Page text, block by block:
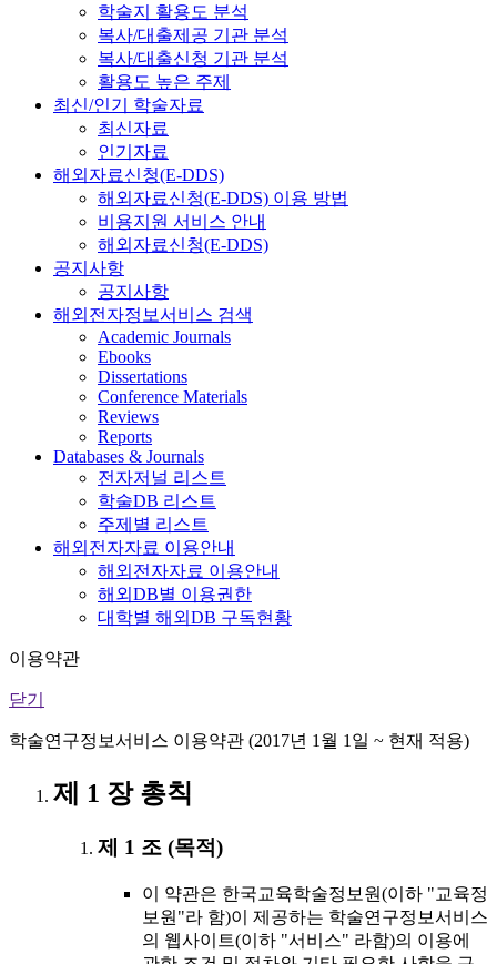
학술지 활용도 분석
복사/대출제공 기관 분석
복사/대출신청 기관 분석
활용도 높은 주제
최신/인기 학술자료
최신자료
인기자료
해외자료신청(E-DDS)
해외자료신청(E-DDS) 이용 방법
비용지원 서비스 안내
해외자료신청(E-DDS)
공지사항
공지사항
해외전자정보서비스 검색
Academic Journals
Ebooks
Dissertations
Conference Materials
Reviews
Reports
Databases & Journals
전자저널 리스트
학술DB 리스트
주제별 리스트
해외전자자료 이용안내
해외전자자료 이용안내
해외DB별 이용권한
대학별 해외DB 구독현황
이용약관
닫기
학술연구정보서비스 이용약관 (2017년 1월 1일 ~ 현재 적용)
제 1 장 총칙
제 1 조 (목적)
이 약관은 한국교육학술정보원(이하 "교육정
보원"라 함)이 제공하는 학술연구정보서비스
의 웹사이트(이하 "서비스" 라함)의 이용에